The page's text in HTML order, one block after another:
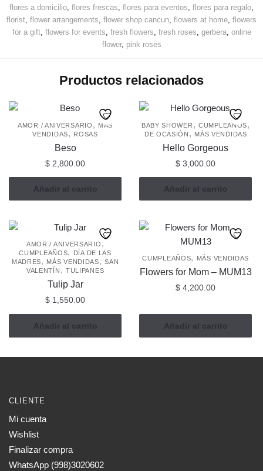
flores a domicilio flores frescas flores para eventos flores para regalo
florist flower arrangements flower shop cancun flowers at home flowers
for a gift, flowers for events fresh flowers fresh roses gerbera, online
flower, pink roses
Productos relacionados
AMOR / ANIVERSARIO , MÁS
VENDIDAS, ROSAS
Beso
$ 2,800.00
Añadir al carrito
BABY SHOWER , CUMPLEAÑOS,
DE OCASIÓN , MÁS VENDIDAS
Hello Gorgeous
$ 3,000.00
Añadir al carrito
AMOR / ANIVERSARIO ,
CUMPLEAÑOS,
DÍA DE LAS
MADRES, MÁS VENDIDAS,SAN
VALENTÍN , TULIPANES
Tulip Jar
$ 1,550.00
Añadir al carrito
CUMPLEAÑOS, MÁS VENDIDAS
Flowers for Mom – MUM13
$ 4,200.00
Añadir al carrito
CLIENTE
Mi cuenta
Wishlist
Finalizar compra
WhatsApp (998)3020602